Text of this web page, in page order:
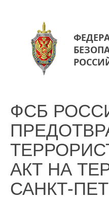
ФСБ
АКТ НА
САНКТ-